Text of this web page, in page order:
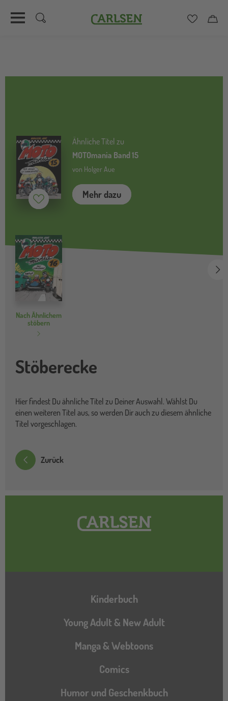
Carlsen
Ähnliche Titel zu
MOTOmania Band 15
von Holger Aue
Mehr dazu
Merken ( inaktiv)
Nach Ähnlichem
stöbern
Stöberecke
Hier findest Du ähnliche Titel zu Deiner Auswahl. Wählst Du
einen weiteren Titel aus, so werden Dir auch zu diesem ähnliche
Titel vorgeschlagen.
Zurück
Hauptnavigation
Kinderbuch
Young Adult & New Adult
Manga & Webtoons
Comics
Humor und Geschenkbuch